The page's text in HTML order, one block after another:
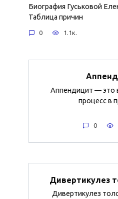
Биография Гуськовой
Таблица причин
0 1.1к.
Аппендицит — это
процесс в
0
Дивертикулез
Дивертикулез